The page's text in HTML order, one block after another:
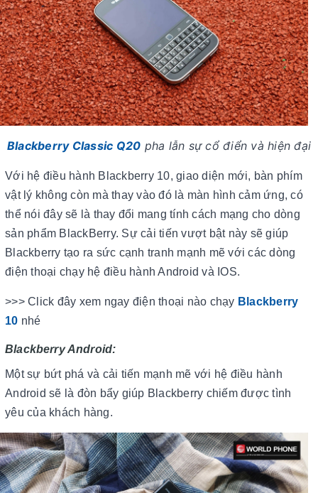
Blackberry Classic Q20 pha lẫn sự cổ điển và hiện đại
Với hệ điều hành Blackberry 10, giao diện mới, bàn phím
vật lý không còn mà thay vào đó là màn hình cảm ứng, có
thể nói đây sẽ là thay đổi mang tính cách mạng cho dòng
sản phẩm BlackBerry. Sự cải tiến vượt bật này sẽ giúp
Blackberry tạo ra sức cạnh tranh mạnh mẽ với các dòng
điện thoại chạy hệ điều hành Android và IOS.
>>> Click đây xem ngay điện thoại nào chạy Blackberry
10 nhé
Blackberry Android:
Một sự bứt phá và cải tiến mạnh mẽ với hệ điều hành
Android sẽ là đòn bẩy giúp Blackberry chiếm được tình
yêu của khách hàng.